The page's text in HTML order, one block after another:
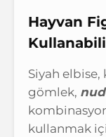
Hayvan
Siyah
gömlek,
kullanmak